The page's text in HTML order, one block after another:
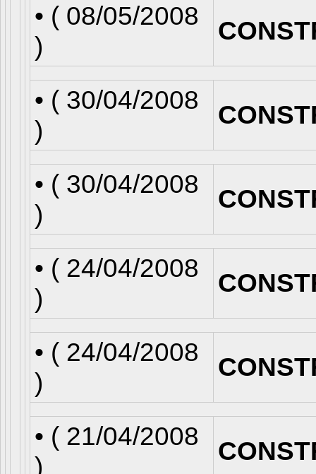
• ( 08/05/2008
)
• ( 30/04/2008
)
• ( 30/04/2008
)
• ( 24/04/2008
)
• ( 24/04/2008
)
• ( 21/04/2008
)